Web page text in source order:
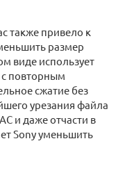
также привело к
размер
виде использует
повторным
сжатие без
урезания файла
и даже отчасти в
Sony уменьшить